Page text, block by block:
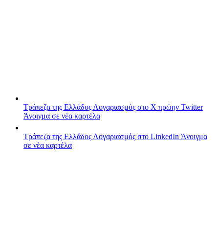
Τράπεζα της Ελλάδος Λογαριασμός στο X πρώην Twitter
Άνοιγμα σε νέα καρτέλα
Τράπεζα της Ελλάδος Λογαριασμός στο LinkedIn Άνοιγμα
σε νέα καρτέλα